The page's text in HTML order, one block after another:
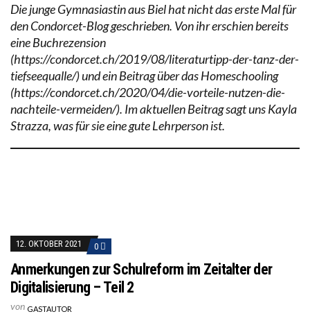
Die junge Gymnasiastin aus Biel hat nicht das erste Mal für
den Condorcet-Blog geschrieben. Von ihr erschien bereits
eine Buchrezension
(https://condorcet.ch/2019/08/literaturtipp-der-tanz-der-
tiefseequalle/) und ein Beitrag über das Homeschooling
(https://condorcet.ch/2020/04/die-vorteile-nutzen-die-
nachteile-vermeiden/). Im aktuellen Beitrag sagt uns Kayla
Strazza, was für sie eine gute Lehrperson ist.
12. OKTOBER 2021 0
Anmerkungen zur Schulreform im Zeitalter der
Digitalisierung – Teil 2
von GASTAUTOR